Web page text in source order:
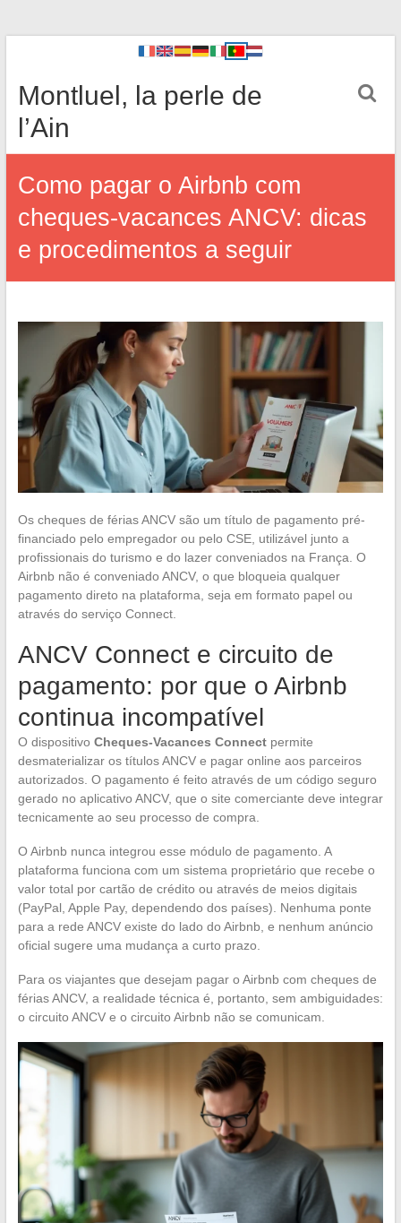
Montluel, la perle de
l’Ain
Como pagar o Airbnb com
cheques-vacances ANCV: dicas
e procedimentos a seguir
Os cheques de férias ANCV são um título de pagamento pré-
financiado pelo empregador ou pelo CSE, utilizável junto a
profissionais do turismo e do lazer conveniados na França. O
Airbnb não é conveniado ANCV, o que bloqueia qualquer
pagamento direto na plataforma, seja em formato papel ou
através do serviço Connect.
ANCV Connect e circuito de
pagamento: por que o Airbnb
continua incompatível
O dispositivo Cheques-Vacances Connectpermite
desmaterializar os títulos ANCV e pagar online aos parceiros
autorizados. O pagamento é feito através de um código seguro
gerado no aplicativo ANCV, que o site comerciante deve integrar
tecnicamente ao seu processo de compra.
O Airbnb nunca integrou esse módulo de pagamento. A
plataforma funciona com um sistema proprietário que recebe o
valor total por cartão de crédito ou através de meios digitais
(PayPal, Apple Pay, dependendo dos países). Nenhuma ponte
para a rede ANCV existe do lado do Airbnb, e nenhum anúncio
oficial sugere uma mudança a curto prazo.
Para os viajantes que desejam pagar o Airbnb com cheques de
férias ANCV, a realidade técnica é, portanto, sem ambiguidades:
o circuito ANCV e o circuito Airbnb não se comunicam.